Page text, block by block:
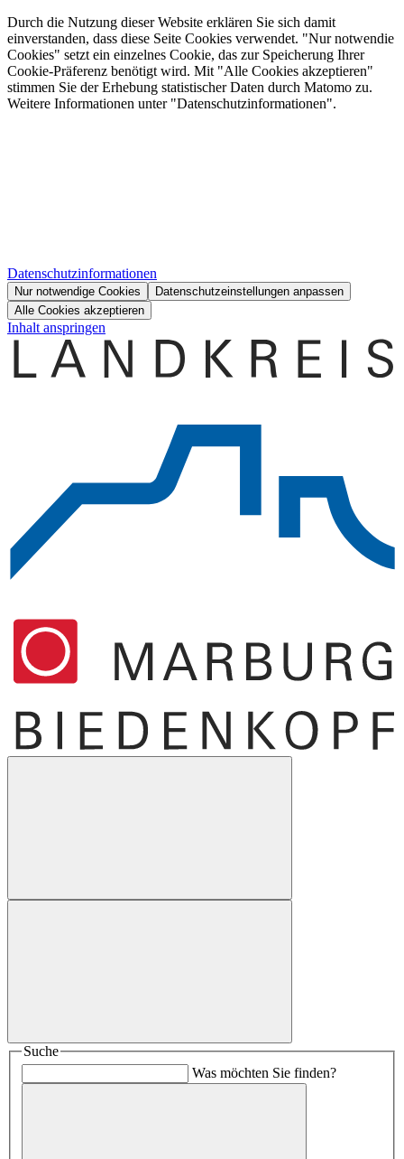
Durch die Nutzung dieser Website erklären Sie sich damit
einverstanden, dass diese Seite Cookies verwendet. "Nur notwendie
Cookies" setzt ein einzelnes Cookie, das zur Speicherung Ihrer
Cookie-Präferenz benötigt wird. Mit "Alle Cookies akzeptieren"
stimmen Sie der Erhebung statistischer Daten durch Matomo zu.
Weitere Informationen unter "Datenschutzinformationen".
Datenschutzinformationen
Nur notwendige Cookies
Datenschutzeinstellungen anpassen
Alle Cookies akzeptieren
Inhalt anspringen
Suche
Was möchten Sie finden?